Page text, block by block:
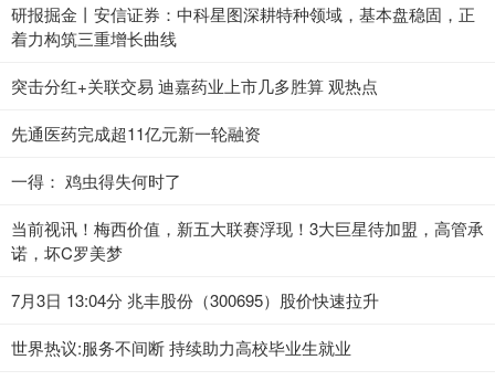
研报掘金丨安信证券：中科星图深耕特种领域，基本盘稳固，正
着力构筑三重增长曲线
突击分红+关联交易 迪嘉药业上市几多胜算 观热点
先通医药完成超11亿元新一轮融资
一得： 鸡虫得失何时了
当前视讯！梅西价值，新五大联赛浮现！3大巨星待加盟，高管承
诺，坏C罗美梦
7月3日 13:04分 兆丰股份（300695）股价快速拉升
世界热议:服务不间断 持续助力高校毕业生就业